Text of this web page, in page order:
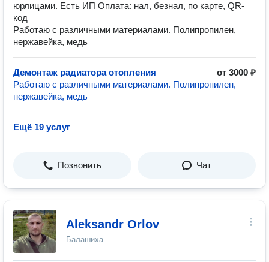
юрлицами. Есть ИП Оплата: нал, безнал, по карте, QR-
код
Работаю с различными материалами. Полипропилен,
нержавейка, медь
Демонтаж радиатора отопления
от 3000 ₽
Работаю с различными материалами. Полипропилен,
нержавейка, медь
Ещё 19 услуг
Позвонить Чат
Aleksandr Orlov
Балашиха